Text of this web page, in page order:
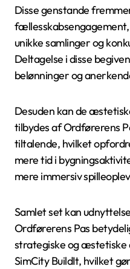
Disse genstande
fællesskabsengagement,
unikke samlinger og
Deltagelse i disse
belønninger og
Desuden kan de
tilbydes af Ordførerens
tiltalende, hvilket
mere tid i
mere immersiv
Samlet set kan
Ordførerens Pas
strategiske og æstetiske
SimCity BuildIt, hvilket